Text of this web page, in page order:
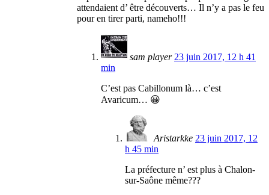
attendaient d’ être découverts… Il n’y a pas le feu
pour en tirer parti, nameho!!!
sam player 23 juin 2017, 12 h 41
min
C’est pas Cabillonum là… c’est
Avaricum… 😀
Aristarkke 23 juin 2017, 12
h 45 min
La préfecture n’ est plus à Chalon-
sur-Saône même???